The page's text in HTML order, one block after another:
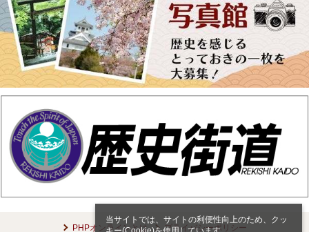
当サイトでは、サイトの利便性向上のため、クッ
PHPオンラインとは プライバシーポリシー